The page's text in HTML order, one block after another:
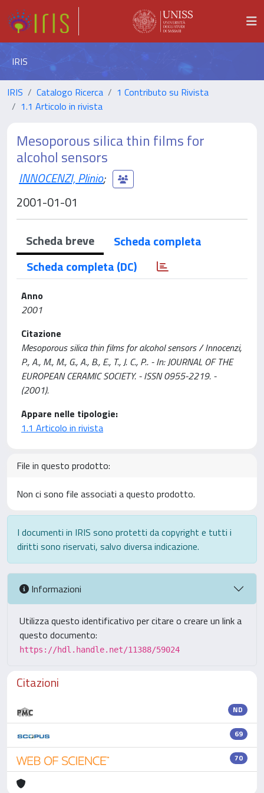
IRIS
IRIS Catalogo Ricerca
1 Contributo su Rivista
1.1 Articolo in rivista
Mesoporous silica thin films for
alcohol sensors
INNOCENZI, Plinio;
2001-01-01
Scheda breve
Scheda completa
Scheda completa (DC)
Anno
2001
Citazione
Mesoporous silica thin films for alcohol sensors / Innocenzi,
P., A., M., M., G., A., B., E., T., J. C., P.. - In: JOURNAL OF THE
EUROPEAN CERAMIC SOCIETY. - ISSN 0955-2219. -
(2001).
Appare nelle tipologie:
1.1 Articolo in rivista
File in questo prodotto:
Non ci sono file associati a questo prodotto.
I documenti in IRIS sono protetti da copyright e tutti i
diritti sono riservati, salvo diversa indicazione.
Informazioni
Utilizza questo identificativo per citare o creare un link a
questo documento:
https://hdl.handle.net/11388/59024
Citazioni
ND
69
70